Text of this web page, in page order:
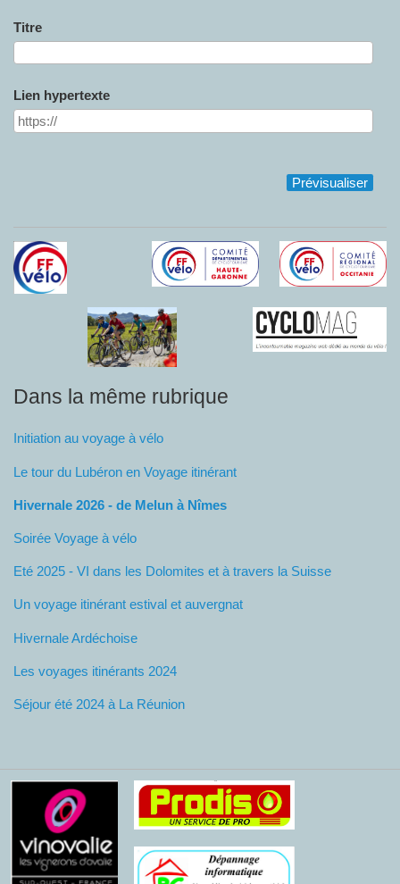
Titre
Lien hypertexte
Dans la même rubrique
Initiation au voyage à vélo
Le tour du Lubéron en Voyage itinérant
Hivernale 2026 - de Melun à Nîmes
Soirée Voyage à vélo
Eté 2025 - VI dans les Dolomites et à travers la Suisse
Un voyage itinérant estival et auvergnat
Hivernale Ardéchoise
Les voyages itinérants 2024
Séjour été 2024 à La Réunion